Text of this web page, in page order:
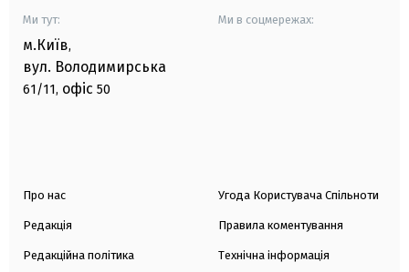
Ми тут:
м.Київ,
вул. Володимирська
61/11, офіс 50
Ми в соцмережах:
Про нас
Редакція
Редакційна політика
Угода Користувача Спільноти
Правила коментування
Технічна інформація